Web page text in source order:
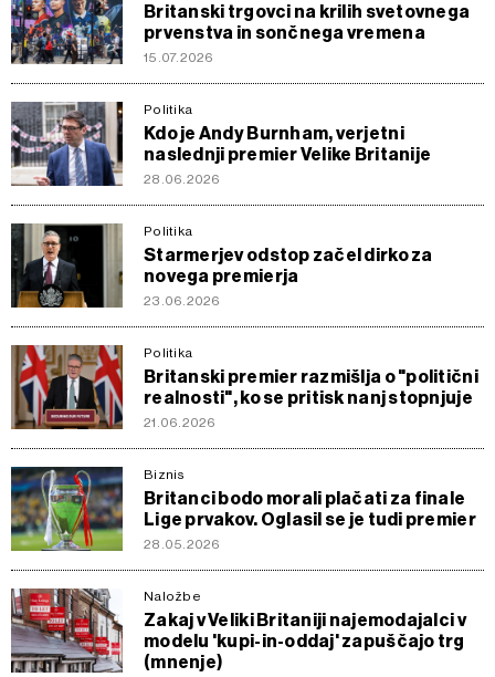
Britanski trgovci na krilih svetovnega
prvenstva in sončnega vremena
15.07.2026
Politika
Kdo je Andy Burnham, verjetni
naslednji premier Velike Britanije
28.06.2026
Politika
Starmerjev odstop začel dirko za
novega premierja
23.06.2026
Politika
Britanski premier razmišlja o "politični
realnosti", ko se pritisk nanj stopnjuje
21.06.2026
Biznis
Britanci bodo morali plačati za finale
Lige prvakov. Oglasil se je tudi premier
28.05.2026
Naložbe
Zakaj v Veliki Britaniji najemodajalci v
modelu 'kupi-in-oddaj' zapuščajo trg
(mnenje)